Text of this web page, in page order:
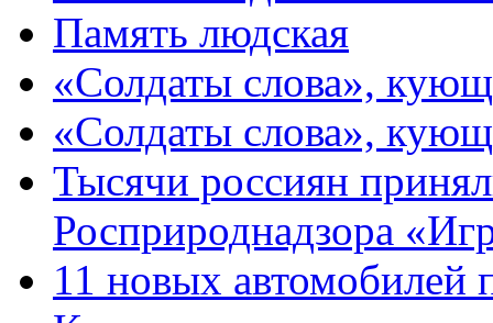
Память людская
«Солдаты слова»,
«Солдаты слова»,
Тысячи россиян
Росприроднадзора
11 новых автомобилей